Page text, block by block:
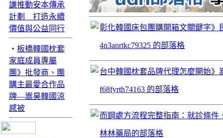
謙推動安本傳承
計劃 打造永續
價值與公益同行
‧ 板橋韓國枕套
家庭成員專屬
團》批發商、團
購主最愛合作品
牌—嵩昊韓國涼
感被
彰化韓國床包團購開箱文關鍵字
4n3anrtkc79325 的部落格
台中韓國枕套品牌代理怎麼開始
f68fyrth74163 的部落格
而鋼處方流程完整指南：就診條件
林林藥局的部落格